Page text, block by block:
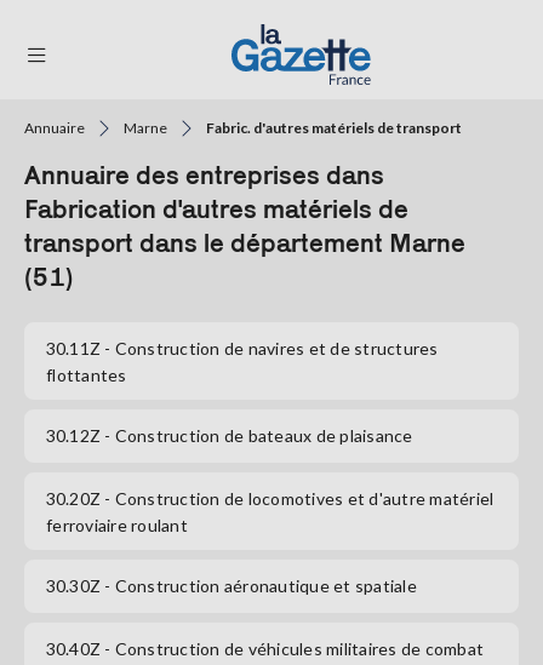
RÉGIONS
FORMATS
SERVICES
LA
Se
connecter
S'abonner
Annuaire Marne Fabric. d'autres matériels de transport
Annuaire des entreprises dans
Fabrication d'autres matériels de
transport dans le département Marne
(51)
30.11Z - Construction de navires et de structures
flottantes
30.12Z - Construction de bateaux de plaisance
30.20Z - Construction de locomotives et d'autre matériel
ferroviaire roulant
30.30Z - Construction aéronautique et spatiale
30.40Z - Construction de véhicules militaires de combat